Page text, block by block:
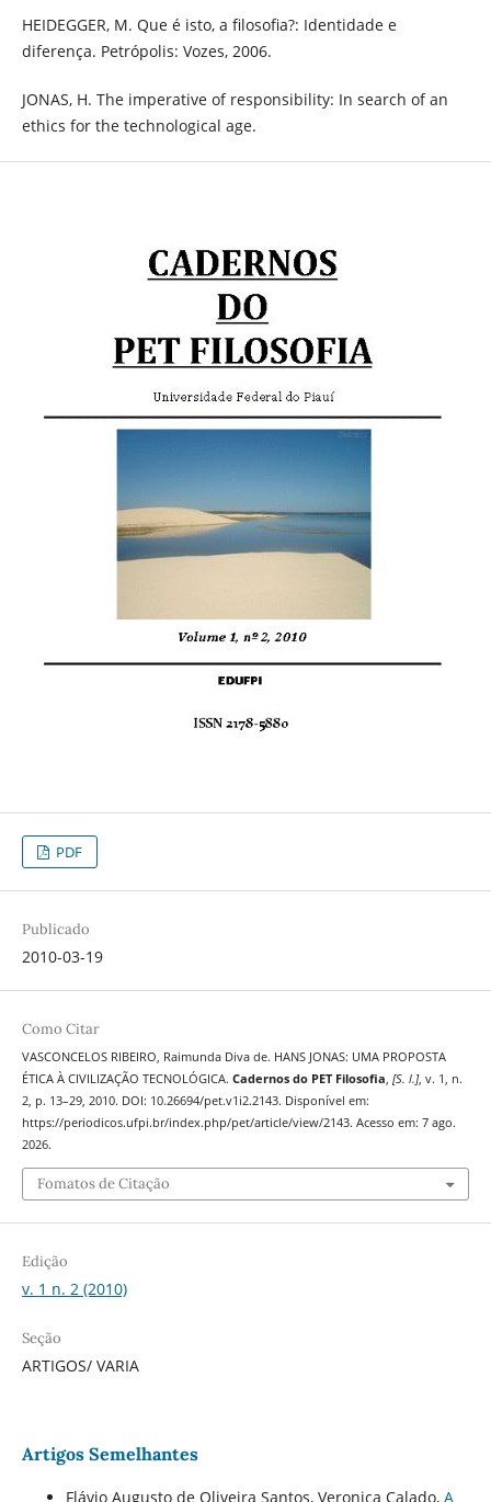
HEIDEGGER, M. Que é isto, a filosofia?: Identidade e
diferença. Petrópolis: Vozes, 2006.
JONAS, H. The imperative of responsibility: In search of an
ethics for the technological age.
PDF
Publicado
2010-03-19
Como Citar
VASCONCELOS RIBEIRO, Raimunda Diva de. HANS JONAS: UMA PROPOSTA
ÉTICA À CIVILIZAÇÃO TECNOLÓGICA. Cadernos do PET Filosofia, [S. l.], v. 1, n.
2, p. 13–29, 2010. DOI: 10.26694/pet.v1i2.2143. Disponível em:
https://periodicos.ufpi.br/index.php/pet/article/view/2143. Acesso em: 7 ago.
2026.
Fomatos de Citação
Edição
v. 1 n. 2 (2010)
Seção
ARTIGOS/ VARIA
Artigos Semelhantes
Flávio Augusto de Oliveira Santos, Veronica Calado, A